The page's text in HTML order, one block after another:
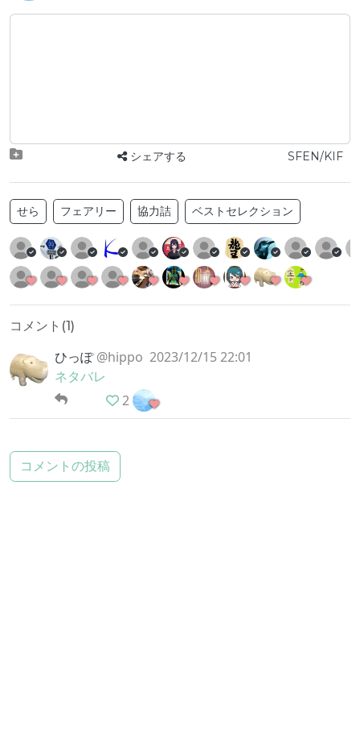
シェアする SFEN/KIF
せら フェアリー 協力詰 ベストセレクション
コメント(1)
ひっぽ @hippo 2023/12/15 22:01
ネタバレ
2
コメントの投稿